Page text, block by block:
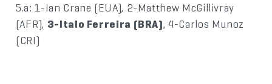
5.a: 1-Ian Crane (EUA), 2-Matthew McGillivray
(AFR), 3-Italo Ferreira (BRA), 4-Carlos Munoz
(CRI)